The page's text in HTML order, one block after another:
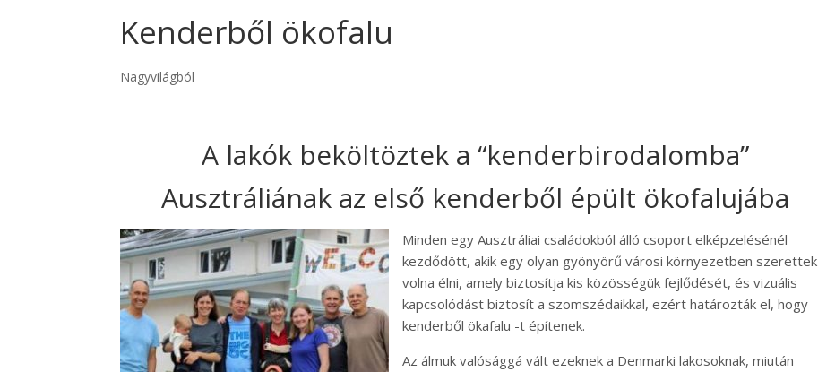
Kenderből ökofalu
Nagyvilágból
A lakók beköltöztek a “kenderbirodalomba”
Ausztráliának az első kenderből épült ökofalujába
Minden egy Ausztráliai családokból álló csoport elképzelésénél
kezdődött, akik egy olyan gyönyörű városi környezetben szerettek
volna élni, amely biztosítja kis közösségük fejlődését, és vizuális
kapcsolódást biztosít a szomszédaikkal, ezért határozták el, hogy
kenderből ökafalu -t építenek.
Az álmuk valósággá vált ezeknek a Denmarki lakosoknak, miután